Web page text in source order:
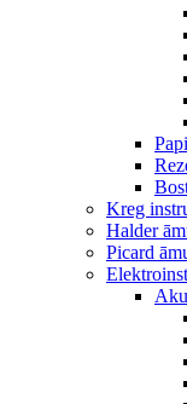
Kreg
Halder
Picard